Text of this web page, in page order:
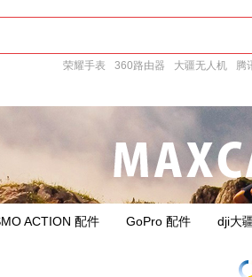
荣耀手表 360路由器 大疆无人机 腾
ACTION 配件 GoPro 配件 dji大